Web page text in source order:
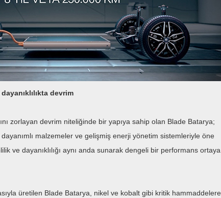
devrim
zorlayan devrim niteliğinde bir yapıya sahip olan Blade Batarya;
malzemeler ve gelişmiş enerji yönetim sistemleriyle öne
ve dayanıklılığı aynı anda sunarak dengeli bir performans ortaya
üretilen Blade Batarya, nikel ve kobalt gibi kritik hammaddelere